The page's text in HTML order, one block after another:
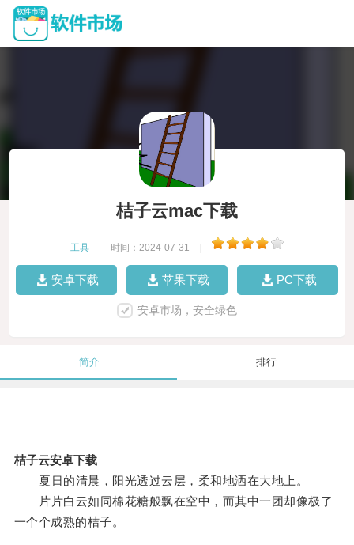
桔子云mac下载
工具 时间：2024-07-31
安卓下载 苹果下载 PC下载
安卓市场，安全绿色
简介 排行
桔子云安卓下载
夏日的清晨，阳光透过云层，柔和地洒在大地上。
片片白云如同棉花糖般飘在空中，而其中一团却像极了
一个个成熟的桔子。